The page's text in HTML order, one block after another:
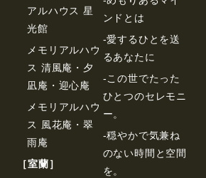
アルハウス 星
光館
メモリアルハウ
ス 清風庵・夕
凪庵・迎心庵
メモリアルハウ
ス 風花庵・翠
雨庵
［室蘭］
ンドとは
-愛するひとを送
るあなたに
-この世でたった
ひとつのセレモニ
ー。
-穏やかで気兼ね
のない時間と空間
を。